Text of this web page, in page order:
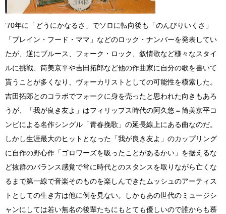
‘70年に「どうにかなるさ」でソロに転向後も「のんびりいくさ」
「ブレイン・フード・ママ」などのロック・ナンバーを発表してい
たが、逆にブルース、フォーク・ロック、叙情歌など様々なスタイ
ルに挑戦、筒美京平や吉田拓郎など他の作曲家に自分の歌を書いて
貰うことが多くなり、ヴォーカリストとしての可能性を模索した。
吉田拓郎とのコラボでフォークに身を売ったと思われた向きもあろ
うが、「我が良き友よ」はフィリップス時代の阿久悠＝筒美京平コ
ンビによる名作シングル「青春挽歌」の延長線上にある曲なのだ。
しかし生涯最大のヒットとなった「我が良き友よ」のカップリング
に自作の野心作「ゴロワーズを吸ったことがあるかい」を据えるな
ど抜群のバランス感覚で常に時代とのスタンスを取りながら亡くな
るまで第一線で音楽そのものを楽しんできたムッシュのアーティス
トとしての生き方は他に例を見ない。しかもあの世代のミュージシ
ャンにしては若い無名の後輩たちにもとても優しいので誰からも慕